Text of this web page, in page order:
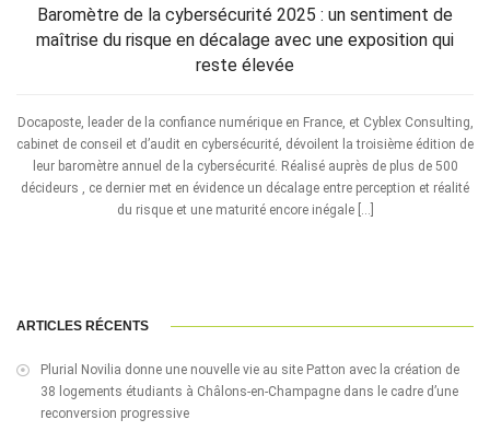
Baromètre de la cybersécurité 2025 : un sentiment de
maîtrise du risque en décalage avec une exposition qui
reste élevée
Docaposte, leader de la confiance numérique en France, et Cyblex Consulting,
cabinet de conseil et d’audit en cybersécurité, dévoilent la troisième édition de
leur baromètre annuel de la cybersécurité. Réalisé auprès de plus de 500
décideurs , ce dernier met en évidence un décalage entre perception et réalité
du risque et une maturité encore inégale […]
ARTICLES RÉCENTS
Plurial Novilia donne une nouvelle vie au site Patton avec la création de
38 logements étudiants à Châlons-en-Champagne dans le cadre d’une
reconversion progressive